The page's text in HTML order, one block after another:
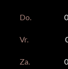
Do.
Vr.
Za.